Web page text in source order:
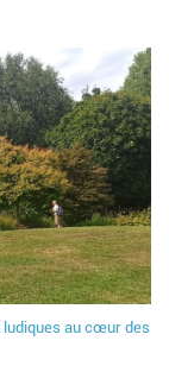
ludiques au cœur des